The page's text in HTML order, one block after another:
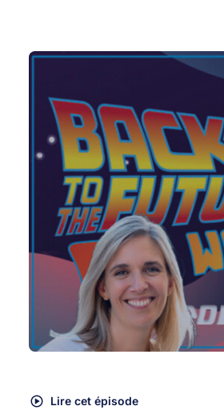
Lire cet épisode